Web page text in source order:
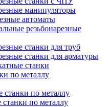
манипуляторы
автоматы
резьбонарезные
станки для труб
станки для арматуры
станки
по металлу
станки по металлу
по металлу